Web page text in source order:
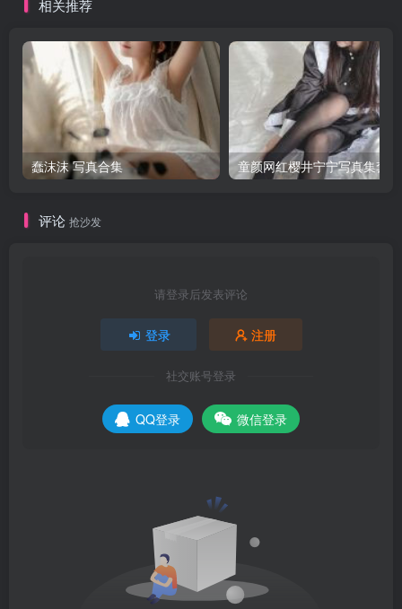
相关推荐
蠢沫沫 写真合集 童颜网红樱井宁宁写真集套图
评论 抢沙发
请登录后发表评论
登录 注册
社交账号登录
QQ登录 微信登录